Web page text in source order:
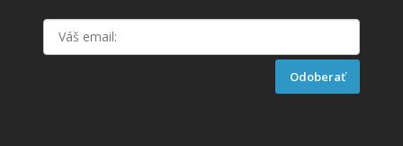
Odoberať